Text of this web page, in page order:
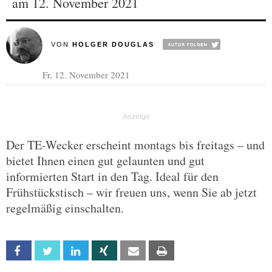
VON HOLGER DOUGLAS
Fr, 12. November 2021
Der TE-Wecker erscheint montags bis freitags – und
bietet Ihnen einen gut gelaunten und gut
informierten Start in den Tag. Ideal für den
Frühstückstisch – wir freuen uns, wenn Sie ab jetzt
regelmäßig einschalten.
Facebook Twitter Linkedin Xing Email